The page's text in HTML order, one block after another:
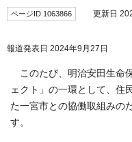
ページID 1063866 更新日
報道発表日 2024年9月27日
このたび、明治安田生命
ェクト」の一環として、住
た一宮市との協働取組みの
す。